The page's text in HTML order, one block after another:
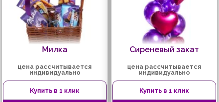
Милка
цена рассчитывается
индивидуально
Купить в 1 клик
Сиреневый закат
цена рассчитывается
индивидуально
Купить в 1 клик